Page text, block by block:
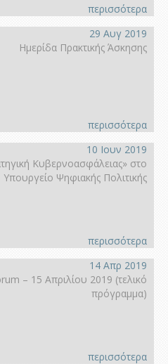
περισσότερα
29 Αυγ 2019
Ημερίδα Πρακτικής Άσκησης
περισσότερα
10 Ιουν 2019
Κυβερνοασφάλειας» στο
Υπουργείο Ψηφιακής Πολιτικής
περισσότερα
14 Απρ 2019
– 15 Απριλίου 2019 (τελικό
πρόγραμμα)
περισσότερα